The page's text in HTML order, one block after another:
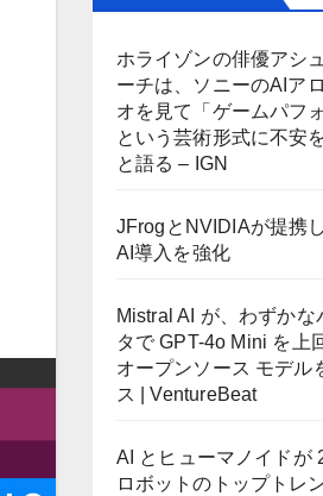
ホライゾンの俳優アシ
ーチは、ソニーのAIア
オを見て「ゲームパフ
という芸術形式に不安
と語る – IGN
JFrogとNVIDIAが提携
AI導入を強化
Mistral AI が、わずかな
タで GPT-4o Mini を上
オープンソース モデル
ス | VentureBeat
AI とヒューマノイドが
ロボットのトップトレ